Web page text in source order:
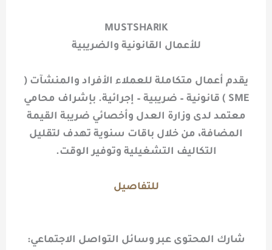
MUSTSHARIK
للأعمال القانونية والضريبية
يقدم أعمال متكاملة للعملاء الأفراد والمنشآت (
SME ) قانونية – ضريبية – إجرائية. بإشراف محامي
معتمد لدى وزارة العدل وأخصائي ضريبة القيمة
المضافة، من خلال باقات سنوية تهدف لتقليل
التكاليف التشغيلية وتوفير الوقت.
للتفاصيل
شارك المحتوى عبر وسائل التواصل الاجتماعي: